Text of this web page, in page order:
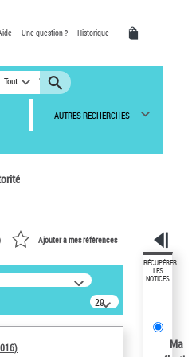
Une question ? Historique
Tout
AUTRES RECHERCHES
Ajouter à mes références
20
résultats/page
RÉCUPÉRER
LES
NOTICES
Ma